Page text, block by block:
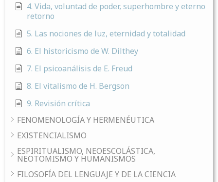
4. Vida, voluntad de poder, superhombre y eterno
retorno
5. Las nociones de luz, eternidad y totalidad
6. El historicismo de W. Dilthey
7. El psicoanálisis de E. Freud
8. El vitalismo de H. Bergson
9. Revisión crítica
FENOMENOLOGÍA Y HERMENÉUTICA
EXISTENCIALISMO
ESPIRITUALISMO, NEOESCOLÁSTICA,
NEOTOMISMO Y HUMANISMOS
FILOSOFÍA DEL LENGUAJE Y DE LA CIENCIA